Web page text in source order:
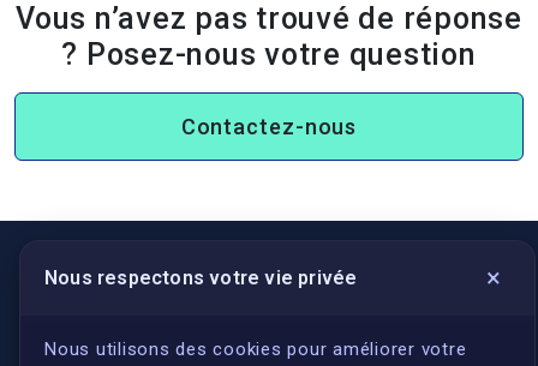
Vous n’avez pas trouvé de réponse
? Posez-nous votre question
Contactez-nous
Nous respectons votre vie privée ×
Nous utilisons des cookies pour améliorer votre
LIENS UTILES
S'inscrire